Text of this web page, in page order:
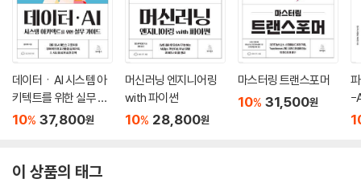
데이터ㆍAI 시스템 아
키텍트를 위한 실무 가
이드
10% 37,800원
머신러닝 엔지니어링
with 파이썬
10% 28,800원
마스터링 트랜스포머
10% 31,500원
-
이 상품의 태그